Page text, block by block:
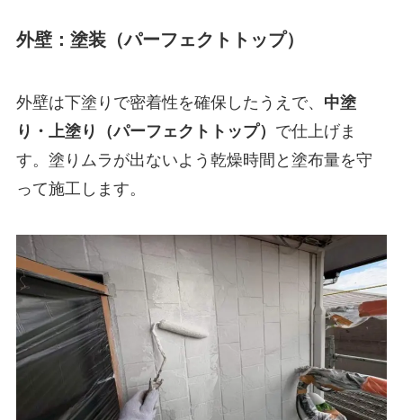
外壁：塗装（パーフェクトトップ）
外壁は下塗りで密着性を確保したうえで、 中塗
り・上塗り（パーフェクトトップ） で仕上げま
す。塗りムラが出ないよう乾燥時間と塗布量を守
って施工します。